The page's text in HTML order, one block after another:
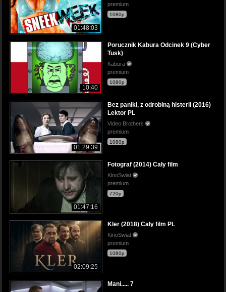
01:48:03
premium
1080p
10:40
Porucznik Kabura Odcinek 9 (Cyber
Tusk)
Kabura
premium
1080p
01:29:39
Bez paniki, z odrobiną histerii (2016)
Lektor PL
Video Brothers
premium
1080p
01:47:16
Fotograf (2014) Cały film
KinoSwiat
premium
720p
02:09:25
Kler (2018) Cały film PL
KinoSwiat
premium
1080p
Mani..... 7